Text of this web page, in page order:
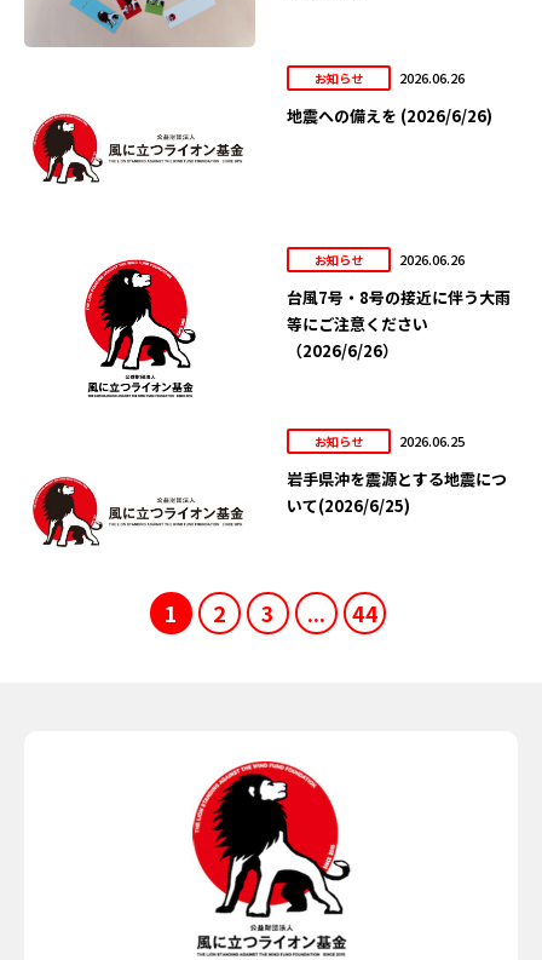
お知らせ 2026.06.26
地震への備えを (2026/6/26)
お知らせ 2026.06.26
台風7号・8号の接近に伴う大雨
等にご注意ください
（2026/6/26）
お知らせ 2026.06.25
岩手県沖を震源とする地震につ
いて(2026/6/25)
1 2 3 ... 44